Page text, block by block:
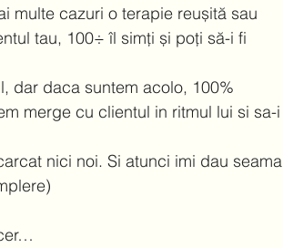
multe cazuri o terapie reușită sau
tau, 100÷ îl simți și poți să-i fi
dar daca suntem acolo, 100%
merge cu clientul in ritmul lui si sa-i
nici noi. Si atunci imi dau seama